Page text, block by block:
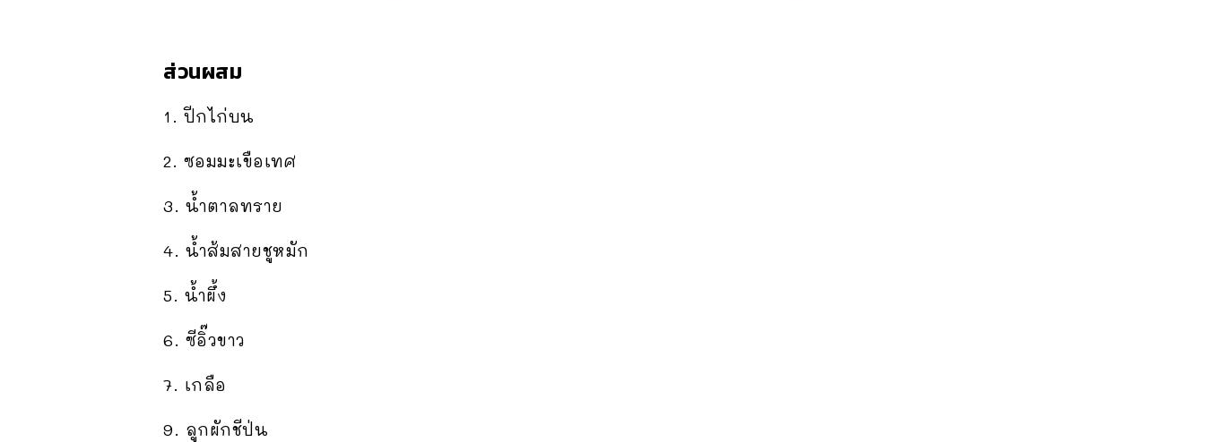
ส่วนผสม
1. ปีกไก่บน
2. ซอมมะเขือเทศ
3. น้ำตาลทราย
4. น้ำส้มสายชูหมัก
5. น้ำผึ้ง
6. ซีอิ๊วขาว
7. เกลือ
9. ลูกผักชีป่น